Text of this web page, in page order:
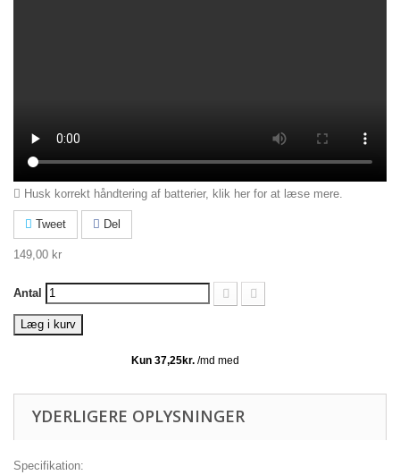
Husk korrekt håndtering af batterier, klik her for at læse mere
Tweet Del
149,00 kr
Antal
Læg i kurv
YDERLIGERE OPLYSNINGER
Specifikation: